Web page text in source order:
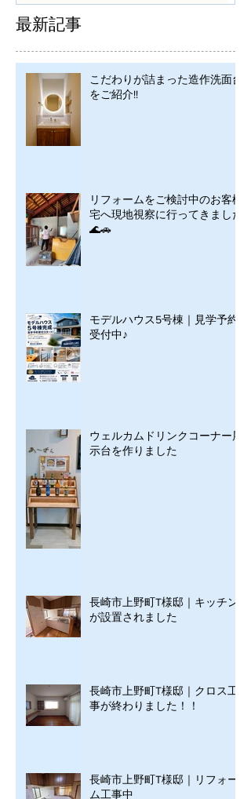
最新記事
こだわりが詰まった造作洗面台
をご紹介!!
リフォームをご検討中のお客様
宅へ現地視察に行ってきました
🌊🚗
モデルハウス5号棟｜見学予約
受付中♪
ウェルカムドリンクコーナー展
示台を作りました
長崎市上野町T様邸｜キッチン
が設置されました
長崎市上野町T様邸｜クロス工
事が終わりました！！
長崎市上野町T様邸｜リフォー
ム工事中